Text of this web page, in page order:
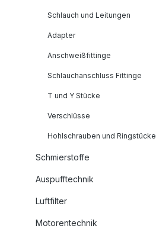
Schlauch und Leitungen
Adapter
Anschweißfittinge
Schlauchanschluss Fittinge
T und Y Stücke
Verschlüsse
Hohlschrauben und Ringstücke
Schmierstoffe
Auspufftechnik
Luftfilter
Motorentechnik